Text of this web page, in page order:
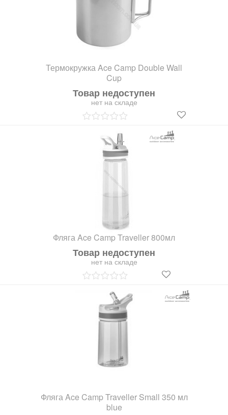
Термокружка Ace Camp Double Wall
Cup
Товар недоступен
нет на складе
Фляга Ace Camp Traveller 800мл
Товар недоступен
нет на складе
Фляга Ace Camp Traveller Small 350 мл
blue